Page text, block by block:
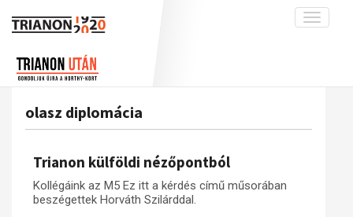
Toggle
interpretációk
A békerendszer megszilárdulása
Utókor és emlékezet
Adatbázis
olasz diplomácia
Trianon külföldi nézőpontból
Kollégáink az M5 Ez itt a kérdés című műsorában
beszégettek Horváth Szilárddal.